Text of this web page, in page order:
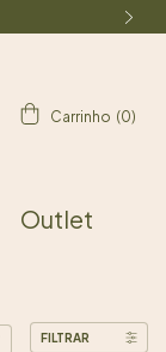
Carrinho (0)
Outlet
FILTRAR